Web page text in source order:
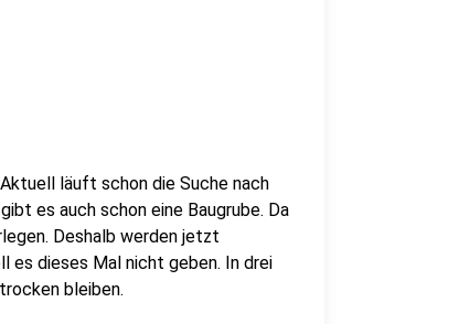
läuft schon die Suche nach
es auch schon eine Baugrube. Da
Deshalb werden jetzt
es dieses Mal nicht geben. In drei
bleiben.